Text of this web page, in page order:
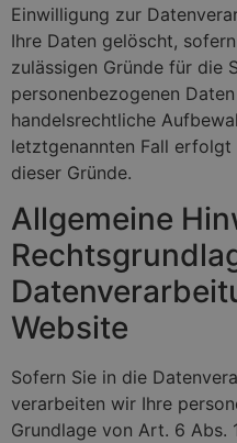
Einwilligung zur
Ihre Daten gelöscht,
zulässigen Gründe für die
personenbezogenen
handelsrechtliche
letztgenannten Fall
dieser Gründe.
Allgemeine
Website
Sofern Sie in die
verarbeiten wir Ihre
Grundlage von Art. 6 Abs.